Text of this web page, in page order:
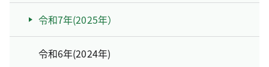
令和7年(2025年）
令和6年(2024年)